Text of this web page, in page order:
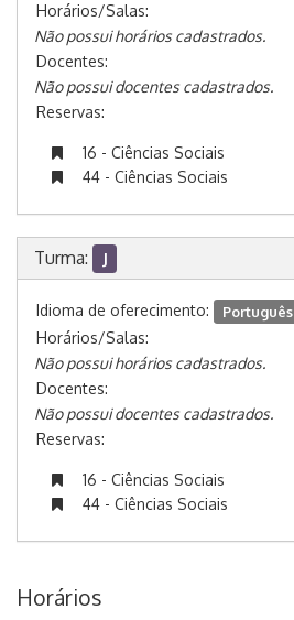
Horários/Salas:
Não possui horários cadastrados.
Docentes:
Não possui docentes cadastrados.
Reservas:
16 - Ciências Sociais
44 - Ciências Sociais
Turma: J
Idioma de oferecimento: Português
Horários/Salas:
Não possui horários cadastrados.
Docentes:
Não possui docentes cadastrados.
Reservas:
16 - Ciências Sociais
44 - Ciências Sociais
Horários